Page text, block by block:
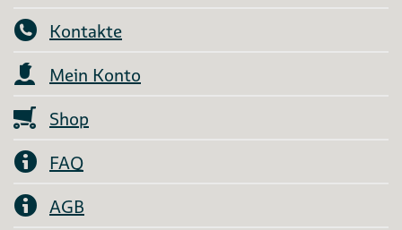
Kontakte
Mein Konto
Shop
FAQ
AGB